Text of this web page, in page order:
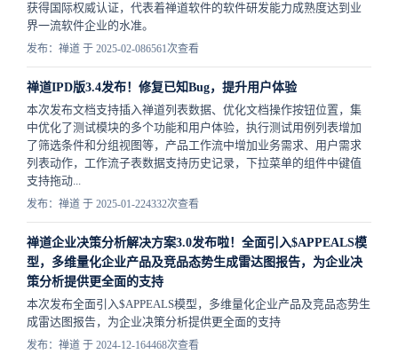
获得国际权威认证，代表着禅道软件的软件研发能力成熟度达到业
界一流软件企业的水准。
发布：禅道 于 2025-02-086561次查看
禅道IPD版3.4发布！修复已知Bug，提升用户体验
本次发布文档支持插入禅道列表数据、优化文档操作按钮位置，集
中优化了测试模块的多个功能和用户体验，执行测试用例列表增加
了筛选条件和分组视图等，产品工作流中增加业务需求、用户需求
列表动作，工作流子表数据支持历史记录，下拉菜单的组件中键值
支持拖动...
发布：禅道 于 2025-01-224332次查看
禅道企业决策分析解决方案3.0发布啦！全面引入$APPEALS模
型，多维量化企业产品及竞品态势生成雷达图报告，为企业决
策分析提供更全面的支持
本次发布全面引入$APPEALS模型，多维量化企业产品及竞品态势生
成雷达图报告，为企业决策分析提供更全面的支持
发布：禅道 于 2024-12-164468次查看